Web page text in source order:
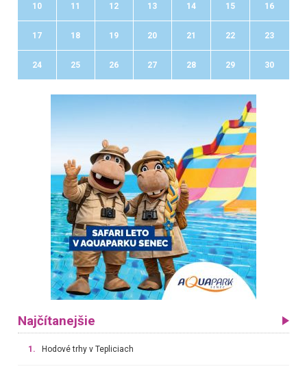
10 11 12 13 14 15 16
17 18 19 20 21 22 23
24 25 26 27 28 29 30
Najčítanejšie
1. Hodové trhy v Tepliciach